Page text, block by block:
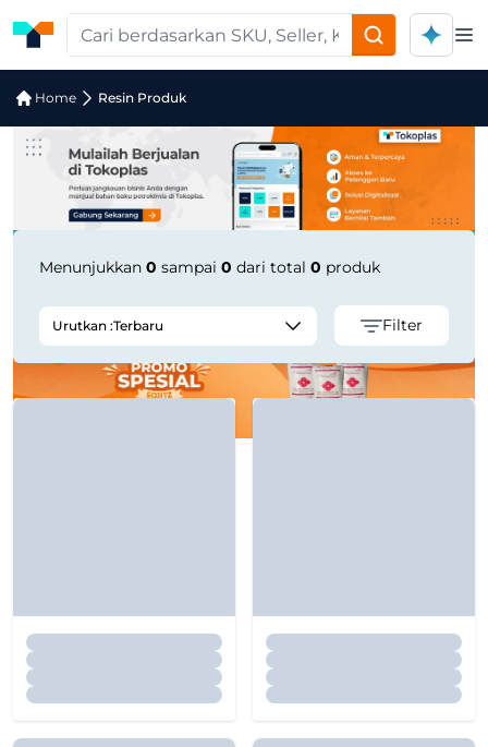
Home Resin Produk
Pencarian Produk "rPET Granules
Menunjukkan 0 sampai 0 dari total 0 produk
Urutkan :Terbaru Filter